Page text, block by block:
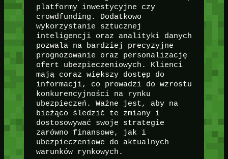
platformy inwestycyjne czy
crowdfunding. Dodatkowo
wykorzystanie sztucznej
inteligencji oraz analityki danych
pozwala na bardziej precyzyjne
prognozowanie oraz personalizację
ofert ubezpieczeniowych. Klienci
mają coraz większy dostęp do
informacji, co prowadzi do wzrostu
konkurencyjności na rynku
ubezpieczeń. Ważne jest, aby na
bieżąco śledzić te zmiany i
dostosowywać swoje strategie
zarówno finansowe, jak i
ubezpieczeniowe do aktualnych
warunków rynkowych.